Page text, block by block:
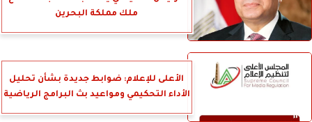
ملك مملكة البحرين
الأعلى للإعلام: ضوابط جديدة بشأن تحليل
الأداء التحكيمي ومواعيد بث البرامج الرياضية